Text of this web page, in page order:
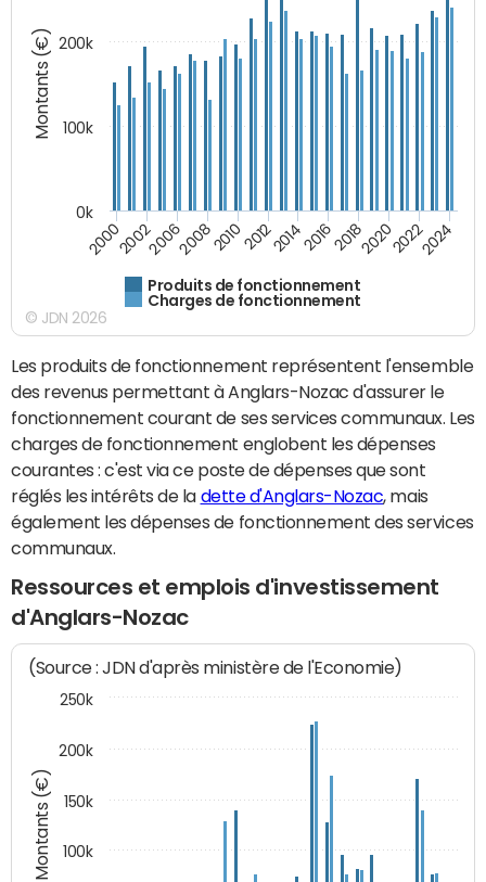
Montants (€)
Produits de fonctionnement
Charges de fonctionnement
200020022006200820102012201420162018202020222024
0k
100k
200k
© JDN 2026
Les produits de fonctionnement représentent l'ensemble
des revenus permettant à Anglars-Nozac d'assurer le
fonctionnement courant de ses services communaux. Les
charges de fonctionnement englobent les dépenses
courantes : c'est via ce poste de dépenses que sont
réglés les intérêts de la dette d'Anglars-Nozac, mais
également les dépenses de fonctionnement des services
communaux.
Ressources et emplois d'investissement
d'Anglars-Nozac
Montants (€)
(Source : JDN d'après ministère de l'Economie)
100k
150k
200k
250k